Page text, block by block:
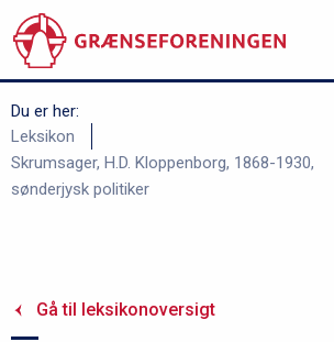
til
hovedindhold
Du er her:
Leksikon
Skrumsager, H.D. Kloppenborg, 1868-1930,
sønderjysk politiker
Gå til leksikonoversigt